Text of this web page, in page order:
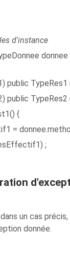
d'instance
public TypeRes1
public TypeRes2
{
=
;
un cas
donnée.